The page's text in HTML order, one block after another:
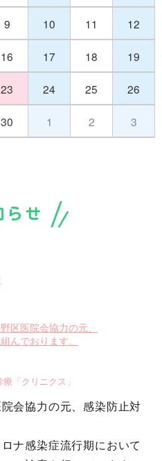
9 10 11 12
16 17 18 19
23 24 25 26
30 1 2 3
らせ
区医院会協力の元、
んでおります。
会協力の元、感染防止対
ナ感染症流行期において